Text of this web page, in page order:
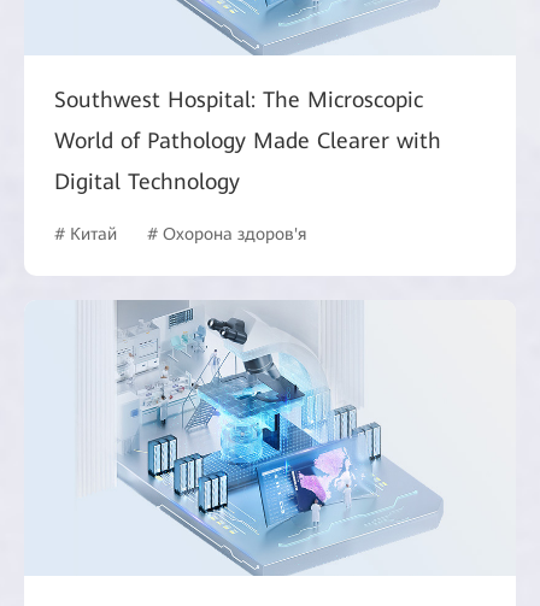
Southwest Hospital: The Microscopic
World of Pathology Made Clearer with
Digital Technology
# Китай # Охорона здоров'я